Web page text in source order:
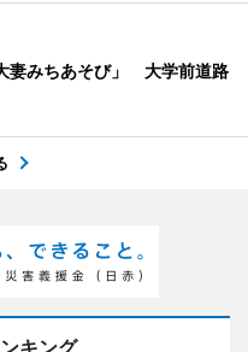
妻みちあそび」 大学前道路
キング